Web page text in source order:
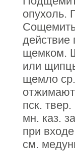
опухоль.
действие
щемком.
или
щемло
пск.
мн. каз.
при
см.